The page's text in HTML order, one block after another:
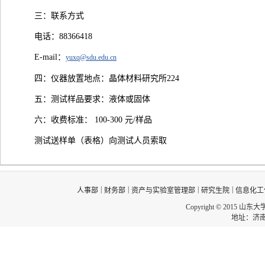
三：联系方式
电话：88366418
E-mail： yuxq@sdu.edu.cn
四：仪器放置地点：晶体材料研究所224
五：测试样品要求：液体或固体
六：收费标准： 100-300 元/样品
测试送样单（表格）向测试人员索取
人事部 财务部 资产与实验室管理部 研究生院
信息化
Copyright © 2015 山东大
地址：济